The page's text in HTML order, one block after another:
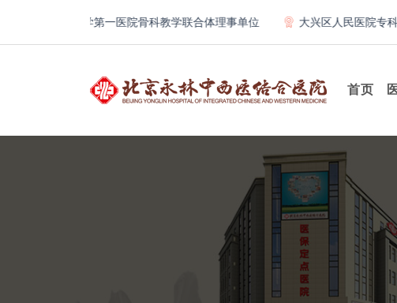
北京大学第一医院骨科教学联合体理事单位 大兴区人民医院专科联
首页